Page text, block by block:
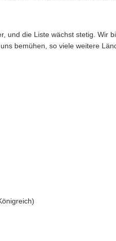
und die Liste wächst stetig. Wir
bemühen, so viele weitere